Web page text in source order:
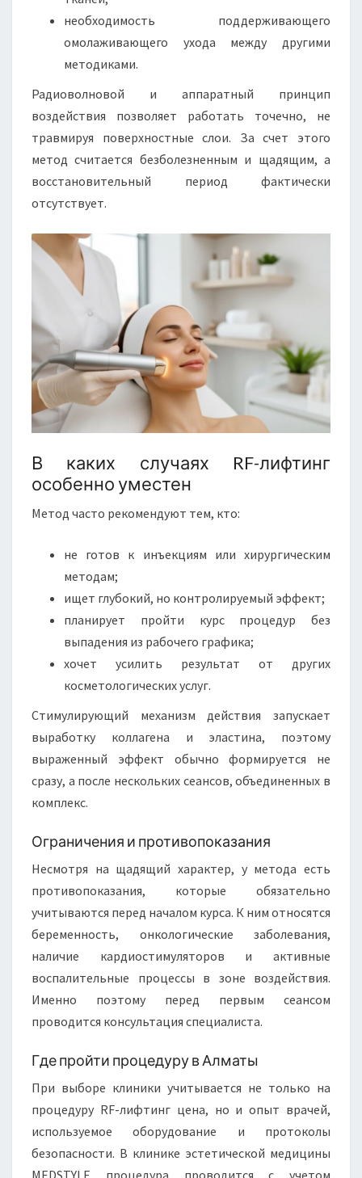
необходимость поддерживающего
омолаживающего ухода между другими
методиками.
Радиоволновой и аппаратный принцип
воздействия позволяет работать точечно, не
травмируя поверхностные слои. За счет этого
метод считается безболезненным и щадящим, а
восстановительный период фактически
отсутствует.
В каких случаях RF-лифтинг
особенно уместен
Метод часто рекомендуют тем, кто:
не готов к инъекциям или хирургическим
методам;
ищет глубокий, но контролируемый эффект;
планирует пройти курс процедур без
выпадения из рабочего графика;
хочет усилить результат от других
косметологических услуг.
Стимулирующий механизм действия запускает
выработку коллагена и эластина, поэтому
выраженный эффект обычно формируется не
сразу, а после нескольких сеансов, объединенных в
комплекс.
Ограничения и противопоказания
Несмотря на щадящий характер, у метода есть
противопоказания, которые обязательно
учитываются перед началом курса. К ним относятся
беременность, онкологические заболевания,
наличие кардиостимуляторов и активные
воспалительные процессы в зоне воздействия.
Именно поэтому перед первым сеансом
проводится консультация специалиста.
Где пройти процедуру в Алматы
При выборе клиники учитывается не только на
процедуру RF-лифтинг цена, но и опыт врачей,
используемое оборудование и протоколы
безопасности. В клинике эстетической медицины
MEDSTYLE процедура проводится с учетом